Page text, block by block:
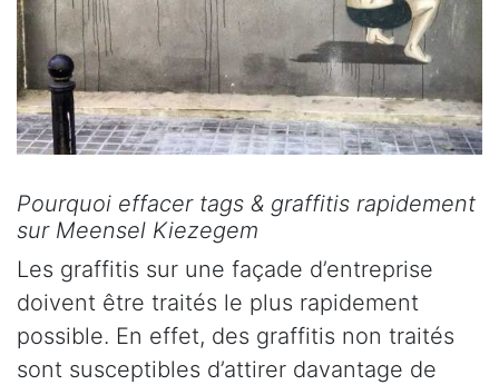
Pourquoi effacer tags & graffitis rapidement
sur Meensel Kiezegem
Les graffitis sur une façade d’entreprise
doivent être traités le plus rapidement
possible. En effet, des graffitis non traités
sont susceptibles d’attirer davantage de